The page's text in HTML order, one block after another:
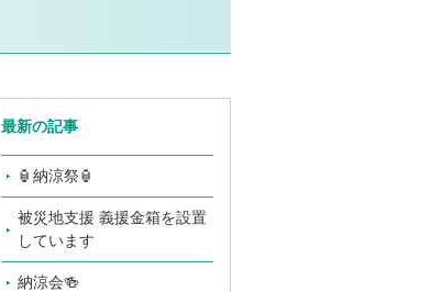
最新の記事
🏮納涼祭🏮
被災地支援 義援金箱を設置
しています
納涼会🍻